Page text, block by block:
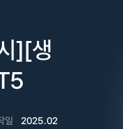
][생
일 2025.02